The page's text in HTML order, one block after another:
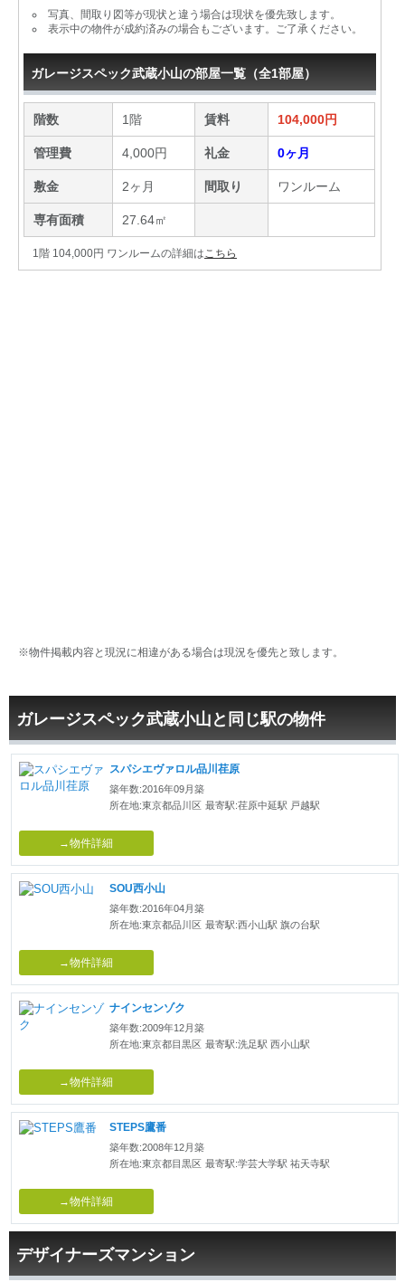
写真、間取り図等が現状と違う場合は現状を優先致します。
表示中の物件が成約済みの場合もございます。ご了承ください。
ガレージスペック武蔵小山の部屋一覧（全1部屋）
階数 1階 賃料 104,000円
管理費 4,000円 礼金 0ヶ月
敷金 2ヶ月 間取り ワンルーム
専有面積 27.64㎡
1階 104,000円 ワンルームの詳細は こちら
※物件掲載内容と現況に相違がある場合は現況を優先と致します。
ガレージスペック武蔵小山と同じ駅の物件
スパシエヴァロル品川荏原
築年数:2016年09月築
所在地:東京都品川区 最寄駅:荏原中延駅 戸越駅
→物件詳細
SOU西小山
築年数:2016年04月築
所在地:東京都品川区 最寄駅:西小山駅 旗の台駅
→物件詳細
ナインセンゾク
築年数:2009年12月築
所在地:東京都目黒区 最寄駅:洗足駅 西小山駅
→物件詳細
STEPS鷹番
築年数:2008年12月築
所在地:東京都目黒区 最寄駅:学芸大学駅 祐天寺駅
→物件詳細
デザイナーズマンション